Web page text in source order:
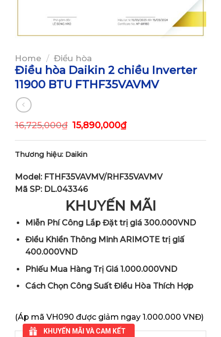
Home / Điều hòa
Điều hòa Daikin 2 chiều Inverter
11900 BTU FTHF35VAVMV
16,725,000₫ 15,890,000₫
Thương hiệu: Daikin
Model: FTHF35VAVMV/RHF35VAVMV
Mã SP: DL.043346
KHUYẾN MÃI
Miễn Phí Công Lắp Đặt trị giá 300.000VND
Điểu Khiển Thông Minh ARIMOTE trị giấ
400.000VND
Phiếu Mua Hàng Trị Giá 1.000.000VND
Cách Chọn Công Suất Điều Hòa Thích Hợp
(Áp mã VH090 được giảm ngay 1.000.000 VNĐ)
KHUYẾN MÃI VÀ CAM KẾT